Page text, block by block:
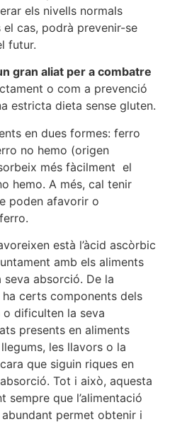
els nivells normals
el cas, podrà prevenir-se
futur.
gran aliat per a combatre
o com a prevenció
estricta dieta sense gluten.
en dues formes: ferro
no hemo (origen
més fàcilment el
hemo. A més, cal tenir
poden afavorir o
està l’àcid ascòrbic
amb els aliments
absorció. De la
certs components dels
dificulten la seva
presents en aliments
les llavors o la
que siguin riques en
Tot i això, aquesta
sempre que l’alimentació
permet obtenir i